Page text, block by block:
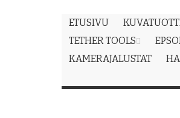
ETUSIVU
TETHER TOOLS
KAMERAJALUSTAT